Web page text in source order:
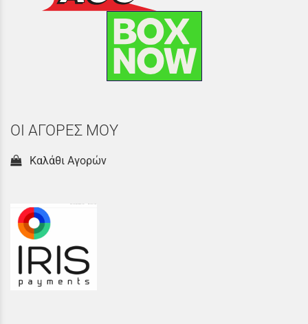
ΟΙ ΑΓΟΡΕΣ ΜΟΥ
Καλάθι Αγορών